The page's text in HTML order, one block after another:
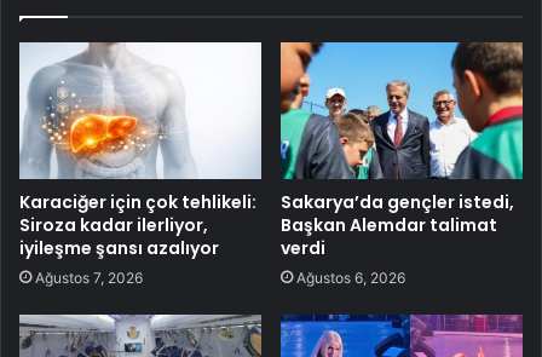
Karaciğer için çok tehlikeli:
Siroza kadar ilerliyor,
iyileşme şansı azalıyor
Ağustos 7, 2026
Sakarya’da gençler istedi,
Başkan Alemdar talimat
verdi
Ağustos 6, 2026